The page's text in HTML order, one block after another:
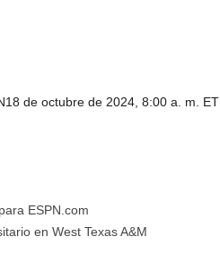
18 de octubre de 2024, 8:00 a. m. ET
ESPN.com
en West Texas A&M